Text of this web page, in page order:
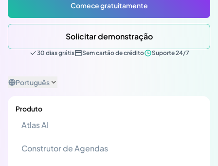
Comece gratuitamente
Solicitar demonstração
30 dias grátis Sem cartão de crédito Suporte 24/7
Português
Produto
Atlas AI
Construtor de Agendas